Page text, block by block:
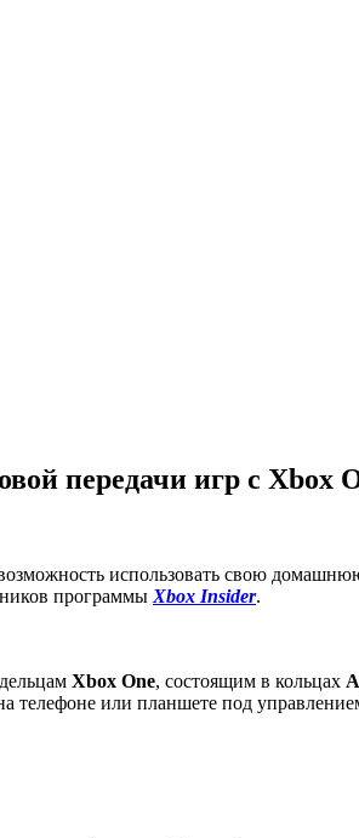
передачи игр с Xbox
использовать свою
программы Xbox Insider.
Xbox One, состоящим в кольцах
телефоне или планшете под